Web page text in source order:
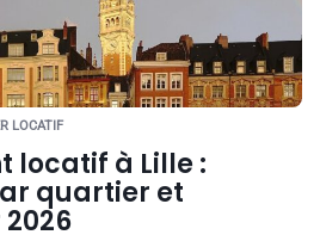
LOCATIF
locatif à Lille :
quartier et